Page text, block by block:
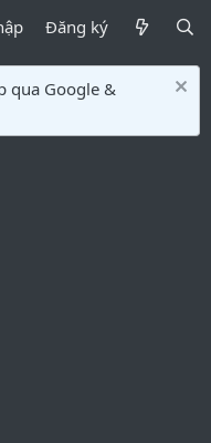
Đăng ký
qua Google &